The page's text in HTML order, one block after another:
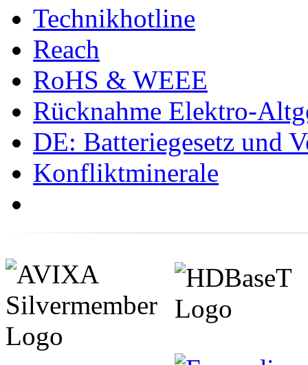
Technikhotline
Reach
RoHS & WEEE
Rücknahme Elektro-
DE: Batteriegesetz und
Konfliktminerale